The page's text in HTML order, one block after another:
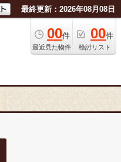
最終更新：2026年08月08日
00件
最近見た物件
00件
検討リスト